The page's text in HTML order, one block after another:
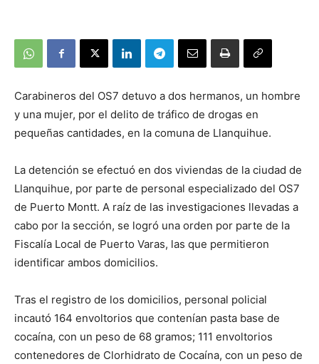
Carabineros del OS7 detuvo a dos hermanos, un hombre
y una mujer, por el delito de tráfico de drogas en
pequeñas cantidades, en la comuna de Llanquihue.
La detención se efectuó en dos viviendas de la ciudad de
Llanquihue, por parte de personal especializado del OS7
de Puerto Montt. A raíz de las investigaciones llevadas a
cabo por la sección, se logró una orden por parte de la
Fiscalía Local de Puerto Varas, las que permitieron
identificar ambos domicilios.
Tras el registro de los domicilios, personal policial
incautó 164 envoltorios que contenían pasta base de
cocaína, con un peso de 68 gramos; 111 envoltorios
contenedores de Clorhidrato de Cocaína, con un peso de